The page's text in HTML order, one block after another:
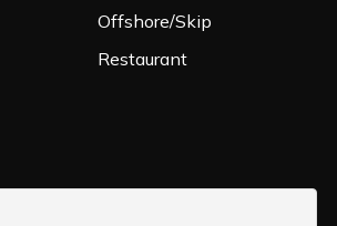
Offshore/Skip
Restaurant